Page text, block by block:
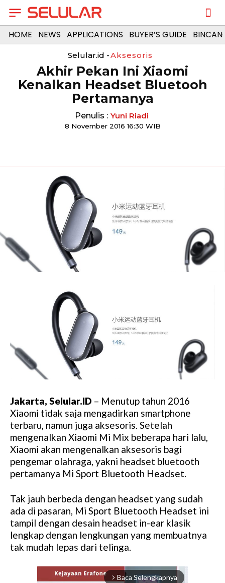
HOME NEWS APPLICATIONS BUYER’S GUIDE
Selular.id -Aksesoris
Akhir Pekan Ini Xiaomi
Kenalkan Headset Bluetooh
Pertamanya
Penulis : Yuni Riadi
8 November 2016 16:30 WIB
Jakarta, Selular.ID – Menutup tahun 2016
Xiaomi tidak saja mengadirkan smartphone
terbaru, namun juga aksesoris. Setelah
mengenalkan Xiaomi Mi Mix beberapa hari lalu,
Xiaomi akan mengenalkan aksesoris bagi
pengemar olahraga, yakni headset bluetooth
pertamanya Mi Sport Bluetooth Headset.
Tak jauh berbeda dengan headset yang sudah
ada di pasaran, Mi Sport Bluetooth Headset ini
tampil dengan desain headset in-ear klasik
lengkap dengan lengkungan yang membuatnya
tak mudah lepas dari telinga.
arrow_forward_ios Baca Selengkapnya